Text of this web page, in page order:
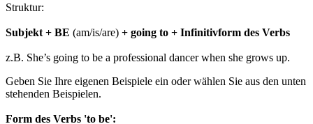
Struktur:
Subjekt + BE (am/is/are) + going to + Infinitivform des Verbs
z.B. She’s going to be a professional dancer when she grows up.
Geben Sie Ihre eigenen Beispiele ein oder wählen Sie aus den unten
stehenden Beispielen.
Form des Verbs 'to be':